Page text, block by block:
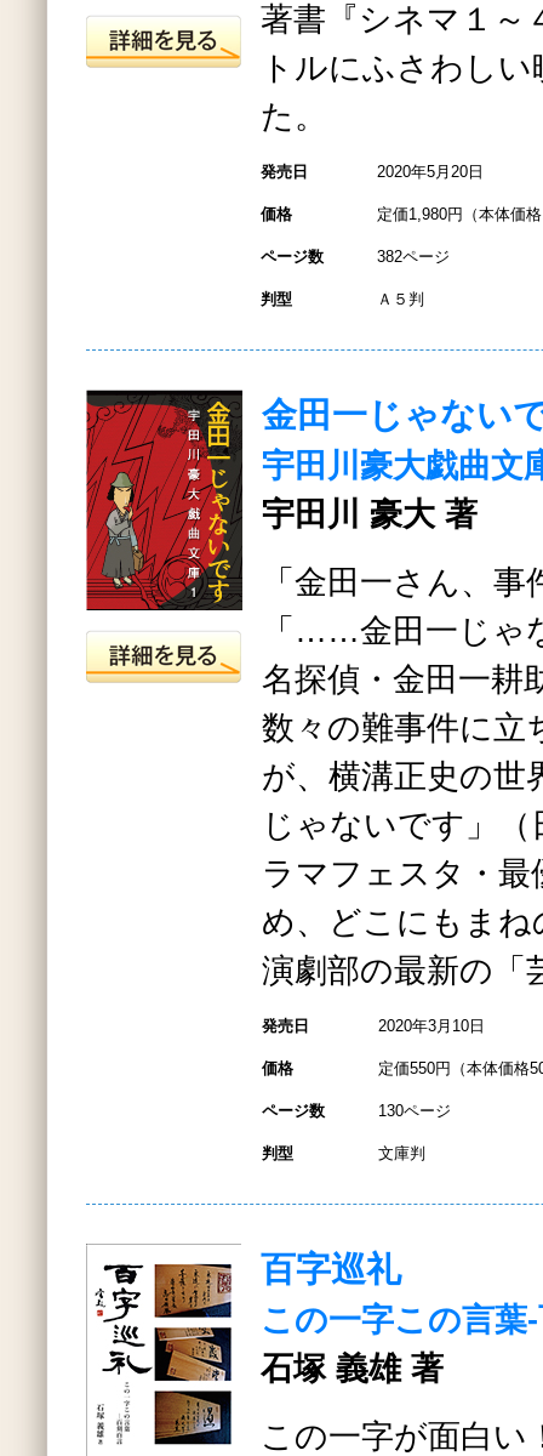
著書『シネマ１～
トルにふさわし
た。
発売日 2020年5月20日
価格 定価1,980円（本体価
ページ数 382ページ
判型 Ａ５判
金田一じゃない
宇田川豪大戯曲文
宇田川 豪大 著
「金田一さん、
「……金田一じゃ
名探偵・金田一耕
数々の難事件に立
が、横溝正史の世
じゃないです」
ラマフェスタ・
め、どこにもまね
演劇部の最新の
発売日 2020年3月10日
価格 定価550円（本体価格
ページ数 130ページ
判型 文庫判
百字巡礼
この一字この言葉
石塚 義雄 著
この一字が面白い